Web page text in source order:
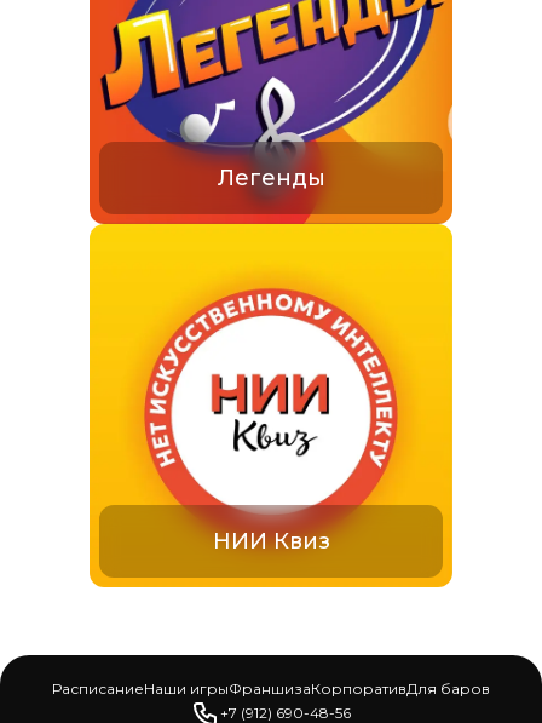
Легенды
НИИ Квиз
РасписаниеНаши игрыФраншизаКорпоративДля баров
+7 (912) 690-48-56